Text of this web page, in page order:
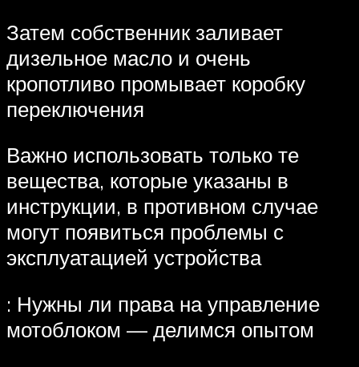
Затем собственник заливает
дизельное масло и очень
кропотливо промывает коробку
переключения
Важно использовать только те
вещества, которые указаны в
инструкции, в противном случае
могут появиться проблемы с
эксплуатацией устройства
: Нужны ли права на управление
мотоблоком — делимся опытом